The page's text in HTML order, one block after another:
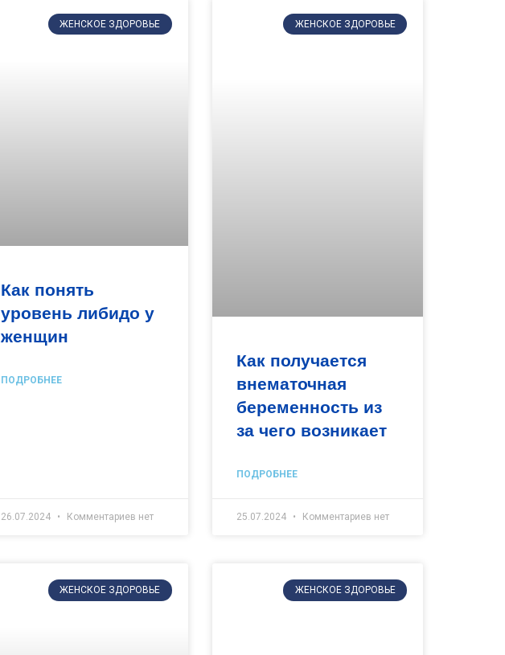
ЖЕНСКОЕ ЗДОРОВЬЕ
Как понять
уровень либидо у
женщин
ПОДРОБНЕЕ
26.07.2024 Комментариев нет
ЖЕНСКОЕ ЗДОРОВЬЕ
Как получается
внематочная
беременность из
за чего возникает
ПОДРОБНЕЕ
25.07.2024 Комментариев нет
ЖЕНСКОЕ ЗДОРОВЬЕ ЖЕНСКОЕ ЗДОРОВЬЕ